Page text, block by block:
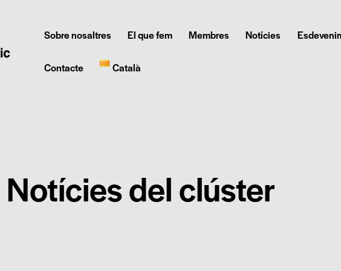
Sobre nosaltres El que fem Membres Notícies
Contacte Català
Notícies del clúster